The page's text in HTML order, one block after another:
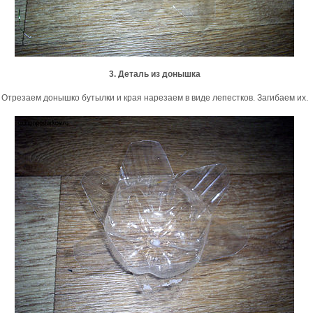
3. Деталь из донышка
Отрезаем донышко бутылки и края нарезаем в виде лепестков. Загибаем их.